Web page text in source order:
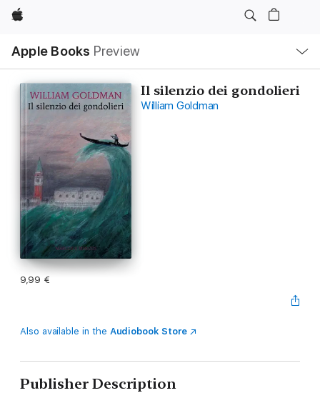
Apple
Apple Books Preview
Nav
Open
Menu
Il silenzio dei gondolieri
William Goldman
9,99 €
Also available in the Audiobook Store
Publisher Description